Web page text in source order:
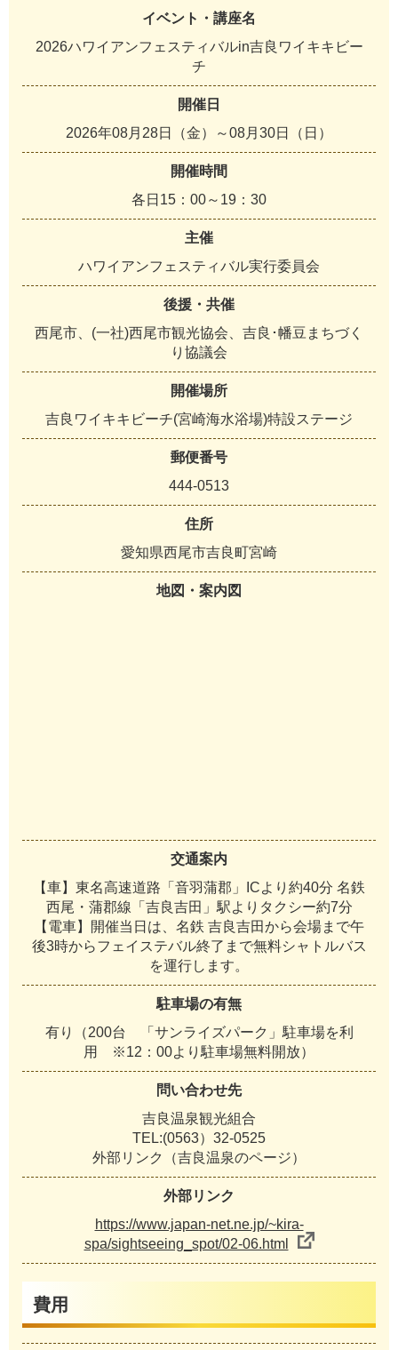
イベント・講座名
2026ハワイアンフェスティバルin吉良ワイキキビー
チ
開催日
2026年08月28日（金）～08月30日（日）
開催時間
各日15：00～19：30
主催
ハワイアンフェスティバル実行委員会
後援・共催
西尾市、(一社)西尾市観光協会、吉良･幡豆まちづく
り協議会
開催場所
吉良ワイキキビーチ(宮崎海水浴場)特設ステージ
郵便番号
444-0513
住所
愛知県西尾市吉良町宮崎
地図・案内図
交通案内
【車】東名高速道路「音羽蒲郡」ICより約40分 名鉄
西尾・蒲郡線「吉良吉田」駅よりタクシー約7分
【電車】開催当日は、名鉄 吉良吉田から会場まで午
後3時からフェイステバル終了まで無料シャトルバス
を運行します。
駐車場の有無
有り（200台 「サンライズパーク」駐車場を利
用 ※12：00より駐車場無料開放）
問い合わせ先
吉良温泉観光組合
TEL:(0563）32-0525
外部リンク（吉良温泉のページ）
外部リンク
https://www.japan-net.ne.jp/~kira-
spa/sightseeing_spot/02-06.html
費用